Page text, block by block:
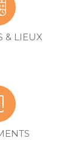
& LIEUX